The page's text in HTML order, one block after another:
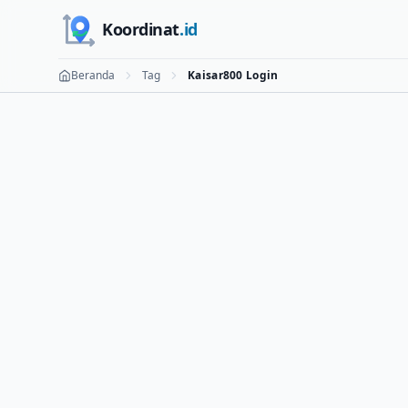
Skip to main content
Koordinat.id
Beranda Tag Kaisar800 Login